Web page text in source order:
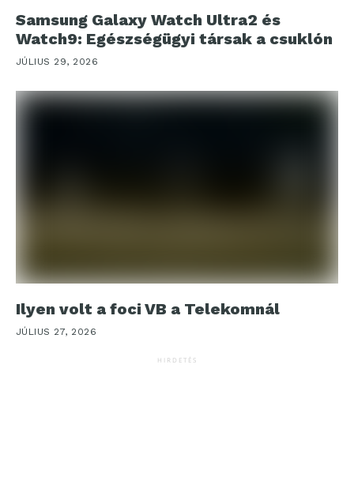
Samsung Galaxy Watch Ultra2 és
Watch9: Egészségügyi társak a csuklón
JÚLIUS 29, 2026
Ilyen volt a foci VB a Telekomnál
JÚLIUS 27, 2026
HIRDETÉS